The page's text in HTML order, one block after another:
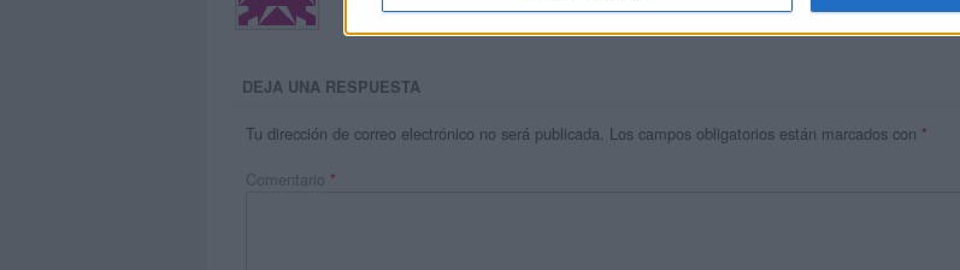
DEJA UNA RESPUESTA
Tu dirección de correo electrónico no será publicada. Los campos obligatorios están marcados con *
Comentario *